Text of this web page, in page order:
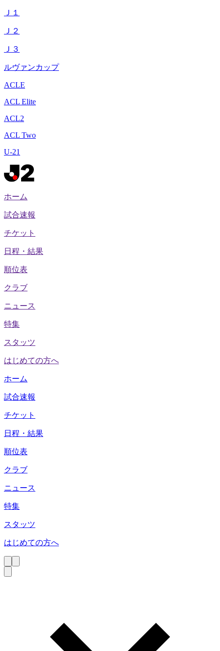
Ｊ１
Ｊ２
Ｊ３
ルヴァンカップ
ACLE
ACL Elite
ACL2
ACL Two
U-21
ホーム
試合速報
チケット
日程・結果
順位表
クラブ
ニュース
特集
スタッツ
はじめての方へ
ホーム
試合速報
チケット
日程・結果
順位表
クラブ
ニュース
特集
スタッツ
はじめての方へ